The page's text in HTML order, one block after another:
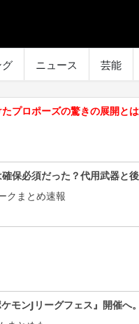
ニュース 芸能
プロポーズの驚きの展開とは
保必須だった？代用武器と
クまとめ速報
モンJリーグフェス』開催